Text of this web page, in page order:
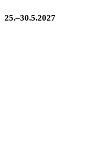
25.–30.5.2027